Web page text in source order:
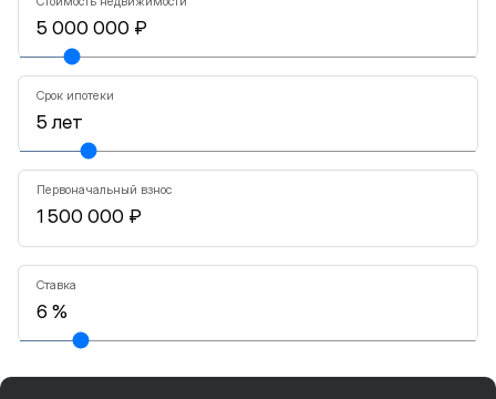
Срок ипотеки
Первоначальный взнос
Ставка